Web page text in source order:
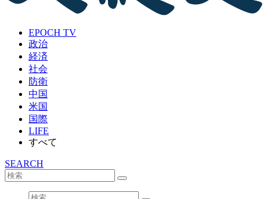
EPOCH TV
政治
経済
社会
防衛
中国
米国
国際
LIFE
すべて
SEARCH